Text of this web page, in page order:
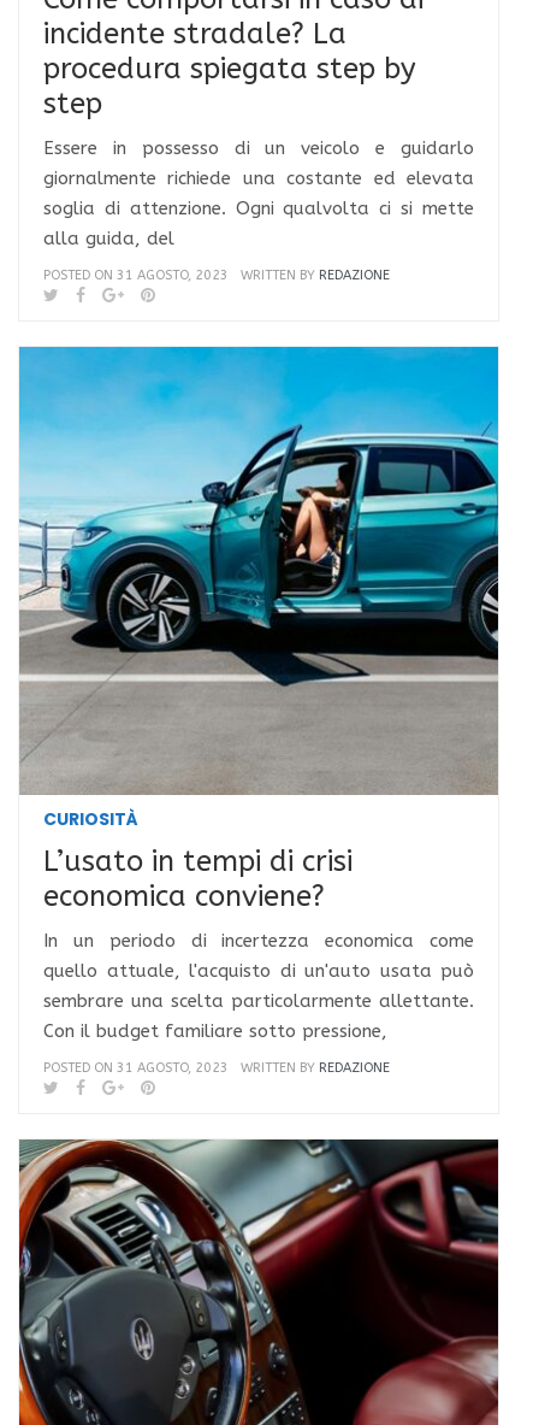
incidente stradale? La
procedura spiegata step by
step
Essere in possesso di un veicolo e guidarlo
giornalmente richiede una costante ed elevata
soglia di attenzione. Ogni qualvolta ci si mette
alla guida, del
POSTED ON 31 AGOSTO, 2023 WRITTEN BY REDAZIONE
CURIOSITÀ
L’usato in tempi di crisi
economica conviene?
In un periodo di incertezza economica come
quello attuale, l'acquisto di un'auto usata può
sembrare una scelta particolarmente allettante.
Con il budget familiare sotto pressione,
POSTED ON 31 AGOSTO, 2023 WRITTEN BY REDAZIONE